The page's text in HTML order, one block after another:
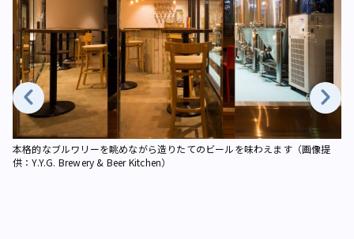
本格的なブルワリーを眺めながら造りたてのビールを味わえます（画像提
供：Y.Y.G. Brewery & Beer Kitchen）